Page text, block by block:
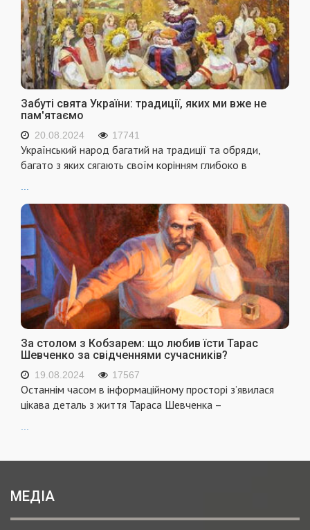
Забуті свята України: традиції, яких ми вже не
пам'ятаємо
20.08.2024 17741
Український народ багатий на традиції та обряди,
багато з яких сягають своїм корінням глибоко в
...
За столом з Кобзарем: що любив їсти Тарас
Шевченко за свідченнями сучасників?
19.08.2024 17567
Останнім часом в інформаційному просторі з’явилася
цікава деталь з життя Тараса Шевченка –
МЕДІА